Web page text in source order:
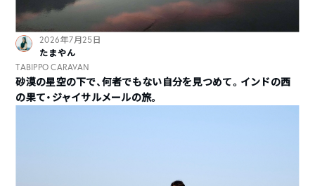
2026年7月25日
たまやん
TABIPPO CARAVAN
砂漠の星空の下で、何者でもない自分を見つめて。インドの西
の果て・ジャイサルメールの旅。